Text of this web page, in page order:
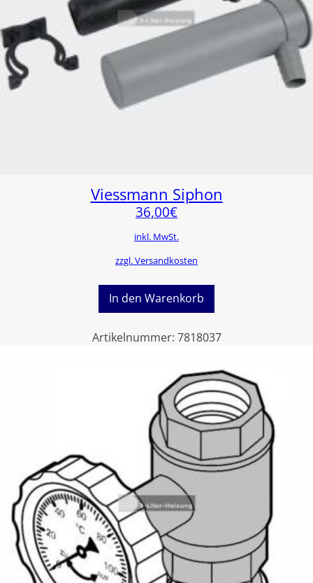
Viessmann Siphon
36,00€
inkl. MwSt.
zzgl. Versandkosten
In den Warenkorb
Artikelnummer: 7818037